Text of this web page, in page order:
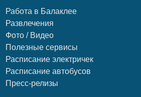
Работа в Балаклее
Развлечения
Фото / Видео
Полезные сервисы
Расписание электричек
Расписание автобусов
Пресс-релизы